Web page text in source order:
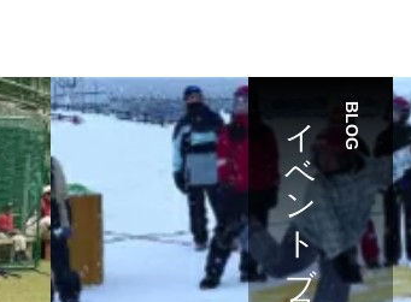
BLOG
イベントブログ